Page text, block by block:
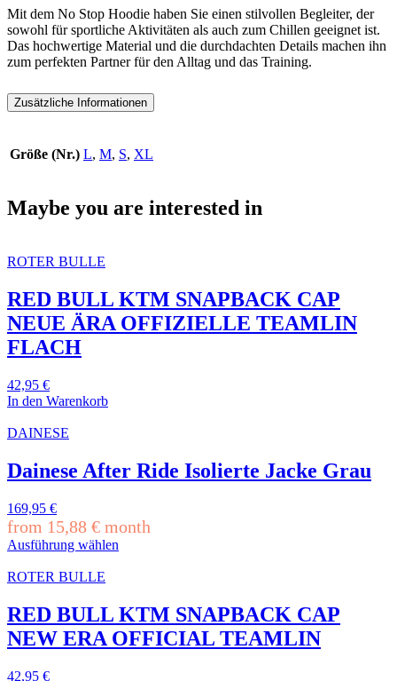
Mit dem No Stop Hoodie haben Sie einen stilvollen Begleiter, der
sowohl für sportliche Aktivitäten als auch zum Chillen geeignet ist.
Das hochwertige Material und die durchdachten Details machen ihn
zum perfekten Partner für den Alltag und das Training.
Zusätzliche Informationen
Größe (Nr.) L, M, S, XL
Maybe you are interested in
ROTER BULLE
RED BULL KTM SNAPBACK CAP
NEUE ÄRA OFFIZIELLE TEAMLIN
FLACH
42,95 €
In den Warenkorb
DAINESE
Dainese After Ride Isolierte Jacke Grau
169,95 €
from 15,88 € month
Ausführung wählen
Produkt
mehrere
Varianten
auf.
Optionen
ROTER BULLE
RED BULL KTM SNAPBACK CAP
NEW ERA OFFICIAL TEAMLIN
42,95 €